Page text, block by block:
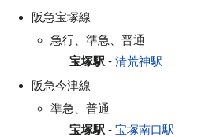
阪急宝塚線
急行、準急、普通
宝塚駅 -清荒神駅
阪急今津線
準急、普通
宝塚駅 -宝塚南口駅